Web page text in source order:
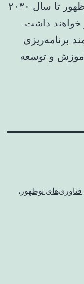
هوش مصنوعی و فناوری‌های نوظهور تا سال ۲۰۳۰
خواهند داشت.
برنامه‌ریزی
و توسعه
فناوری‌های نوظهور ،